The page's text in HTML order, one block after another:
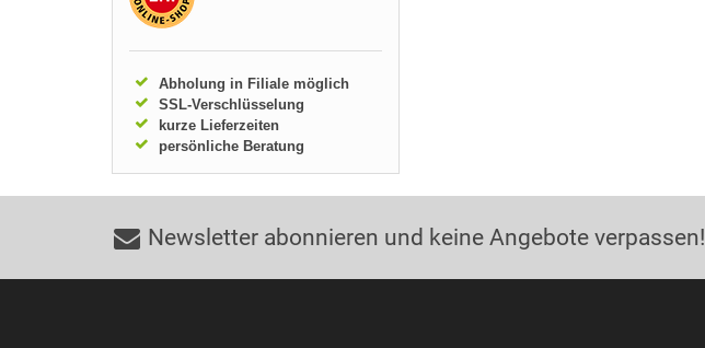
Abholung in Filiale möglich
SSL-Verschlüsselung
kurze Lieferzeiten
persönliche Beratung
Newsletter abonnieren und keine Angebote verpassen!